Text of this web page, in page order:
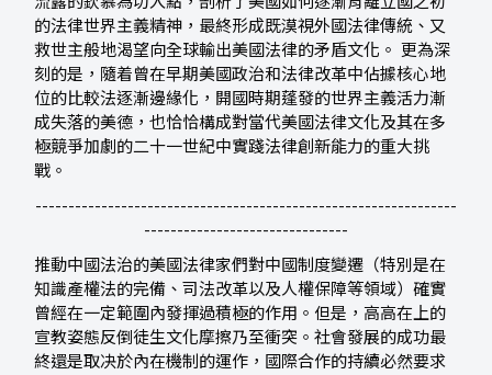
的法律世界主義精神，最終形成既漠視外國法律傳統、又
救世主般地渴望向全球輸出美國法律的矛盾文化。 更為深
刻的是，隨着曾在早期美國政治和法律改革中佔據核心地
位的比較法逐漸邊緣化，開國時期蓬發的世界主義活力漸
成失落的美德，也恰恰構成對當代美國法律文化及其在多
極競爭加劇的二十一世紀中實踐法律創新能力的重大挑
戰。
----------------------------------------------------------------
-------------------------------
推動中國法治的美國法律家們對中國制度變遷（特別是在
知識產權法的完備、司法改革以及人權保障等領域）確實
曾經在一定範圍內發揮過積極的作用。但是，高高在上的
宣教姿態反倒徒生文化摩擦乃至衝突。社會發展的成功最
終還是取决於內在機制的運作，國際合作的持續必然要求